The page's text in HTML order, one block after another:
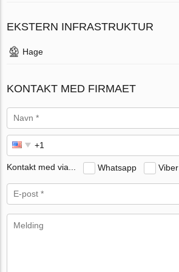
EKSTERN INFRASTRUKTUR
Hage
KONTAKT MED FIRMAET
Kontakt med via... Whatsapp Viber